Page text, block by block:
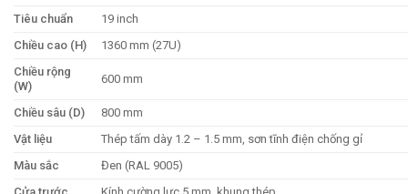
Tiêu chuẩn
19 inch
Chiều cao (H)
1360 mm (27U)
Chiều rộng
(W)
600 mm
Chiều sâu (D)
800 mm
Vật liệu
Thép tấm dày 1.2 – 1.5 mm, sơn tĩnh điện chống gỉ
Màu sắc
Đen (RAL 9005)